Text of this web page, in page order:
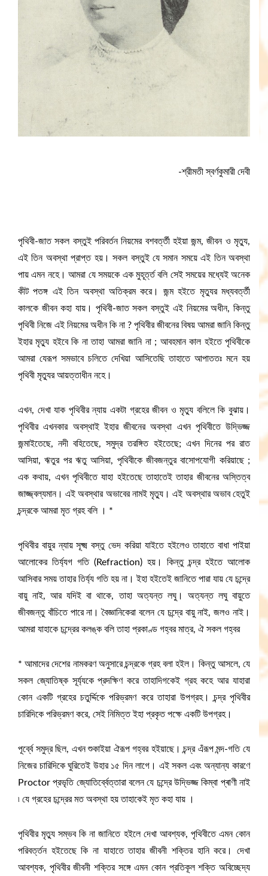
-শ্রীমতী স্বর্ণকুমারী দেবী
পৃথিবী-জাত সকল বস্তুই পরিবর্তন নিয়মের বশবৰ্ত্তী হইয়া জন্ম, জীবন ও মৃত্যু,
এই তিন অবস্থা প্রাপ্ত হয়। সকল বস্তুই যে সমান সময়ে এই তিন অবস্থা
পায় এমন নহে। আমরা যে সময়কে এক মুহূৰ্ত্ত বলি সেই সময়ের মধ্যেই অনেক
কীট পতঙ্গ এই তিন অবস্থা অতিক্রম করে। জন্ম হইতে মৃত্যুর মধ্যবর্ত্তী
কালকে জীবন কহা যায়। পৃথিবী-জাত সকল বস্তুই এই নিয়মের অধীন, কিন্তু
পৃথিবী নিজে এই নিয়মের অধীন কি না ? পৃথিবীর জীবনের বিষয় আমরা জানি কিন্তু
ইহার মৃত্যু হইবে কি না তাহা আমরা জানি না ; আবহমান কাল হইতে পৃথিবীকে
আমরা যেরূপ সমভাবে চলিতে দেখিয়া আসিতেছি তাহাতে আপাততঃ মনে হয়
পৃথিবী মৃত্যুর আয়ত্তাধীন নহে।
এখন, দেখা যাক পৃথিবীর ন্যায় একটা গ্রহের জীবন ও মৃত্যু বলিলে কি বুঝায়।
পৃথিবীর এখনকার অবস্থাই ইহার জীবনের অবস্থা এখন পৃথিবীতে উদ্ভিজ্জ
জন্মাইতেছে, নদী বহিতেছে, সমুদ্র তরঙ্গিত হইতেছে; এখন দিনের পর রাত
আসিয়া, ঋতুর পর ঋতু আসিয়া, পৃথিবীকে জীবজন্তুর বাসোপযোগী করিয়াছে ;
এক কথায়, এখন পৃথিবীতে যাহা হইতেছে তাহাতেই তাহার জীবনের অস্তিত্ব
জাজ্জ্বল্যমান। এই অবস্থার অভাবের নামই মৃত্যু। এই অবস্থার অভাব হেতুই
চন্দ্রকে আমরা মৃত গ্রহ বলি । *
পৃথিবীর বায়ুর ন্যায় সূক্ষ্ম বস্তু ভেদ করিয়া যাইতে হইলেও তাহাতে বাধা পাইয়া
আলোকের তির্য্যগ গতি (Refraction) হয়। কিন্তু চন্দ্র হইতে আলোক
আসিবার সময় তাহার তির্য্য গতি হয় না। ইহা হইতেই জানিতে পারা যায় যে চন্দ্রে
বায়ু নাই, আর যদিই বা থাকে, তাহা অত্যন্ত লঘু। অত্যন্ত লঘু বায়ুতে
জীবজন্তু বাঁচিতে পারে না। বৈজ্ঞানিকেরা বলেন যে চন্দ্রে বায়ু নাই, জলও নাই।
আমরা যাহাকে চন্দ্রের কলঙ্ক বলি তাহা প্রকাণ্ড গহ্বর মাত্র, ঐ সকল গহ্বর
* আমাদের দেশের নামকরণ অনুসারে চন্দ্রকে গ্রহ বলা হইল। কিন্তু আসলে, যে
সকল জ্যোতিষ্ক সূর্য্যকে প্রদক্ষিণ করে তাহাদিগকেই গ্রহ কহে আর যাহারা
কোন একটি গ্রহের চতুর্দ্দিকে পরিভ্রমণ করে তাহারা উপগ্রহ। চন্দ্র পৃথিবীর
চারিদিকে পরিভ্রমণ করে, সেই নিমিত্ত ইহা প্রকৃত পক্ষে একটি উপগ্রহ।
পূর্ব্বে সমুদ্র ছিল, এখন শুকাইয়া ঐরূপ গহ্বর হইয়াছে। চন্দ্র এঁরূপ মন্দ-গতি যে
নিজের চারিদিকে ঘুরিতেই উহার ১৫ দিন লাগে। এই সকল এবং অন্যান্য কারণে
Proctor প্রভৃতি জ্যোতির্ব্বেত্তারা বলেন যে চন্দ্রে উদ্ভিজ্জ কিম্বা প্ৰাণী নাই
৷ যে গ্রহের চন্দ্রের মত অবস্থা হয় তাহাকেই মৃত কহা যায় ।
পৃথিবীর মৃত্যু সম্ভব কি না জানিতে হইলে দেখা আবশ্যক, পৃথিবীতে এমন কোন
পরিবর্ত্তন হইতেছে কি না যাহাতে তাহার জীবনী শক্তির হানি করে। দেখা
আবশ্যক, পৃথিবীর জীবনী শক্তির সঙ্গে এমন কোন প্রতিকূল শক্তি অবিচ্ছেদ্য